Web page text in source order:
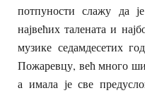
потпуности слажу да
највећих талената и
музике седамдесетих
Пожаревцу, већ много
а имала је све